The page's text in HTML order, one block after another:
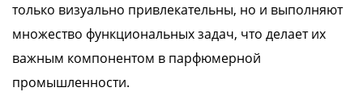
только визуально привлекательны, но и выполняют
множество функциональных задач, что делает их
важным компонентом в парфюмерной
промышленности.